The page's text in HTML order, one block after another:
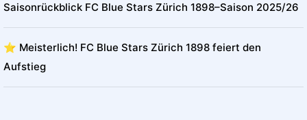
Saisonrückblick FC Blue Stars Zürich 1898–Saison 2025/26
⭐️ Meisterlich! FC Blue Stars Zürich 1898 feiert den
Aufstieg